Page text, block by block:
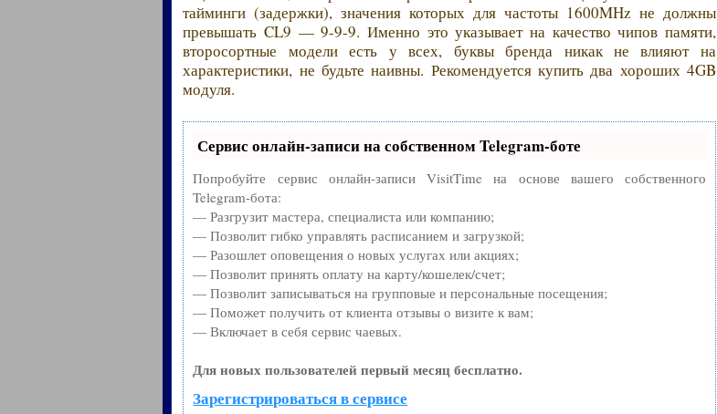
тайминги (задержки), значения которых для частоты 1600MHz не должны
превышать CL9 — 9-9-9. Именно это указывает на качество чипов памяти,
второсортные модели есть у всех, буквы бренда никак не влияют на
характеристики, не будьте наивны. Рекомендуется купить два хороших 4GB
модуля.
Сервис онлайн-записи на собственном Telegram-боте
Попробуйте сервис онлайн-записи VisitTime на основе вашего собственного
Telegram-бота:
— Разгрузит мастера, специалиста или компанию;
— Позволит гибко управлять расписанием и загрузкой;
— Разошлет оповещения о новых услугах или акциях;
— Позволит принять оплату на карту/кошелек/счет;
— Позволит записываться на групповые и персональные посещения;
— Поможет получить от клиента отзывы о визите к вам;
— Включает в себя сервис чаевых.
Для новых пользователей первый месяц бесплатно.
Зарегистрироваться в сервисе